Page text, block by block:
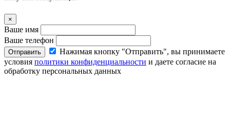
×
Ваше имя
Ваше телефон
Отправить
Нажимая кнопку "Отправить", вы принимаете
условия политики конфиденциальности и даете согласие на
обработку персональных данных